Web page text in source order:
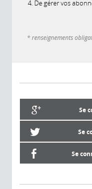
De gérer vos
* renseignements
Se
Se
Se